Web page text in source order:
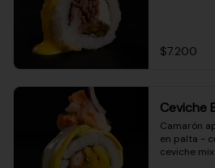
$7.200
Ceviche
Camarón
en palta -
ceviche